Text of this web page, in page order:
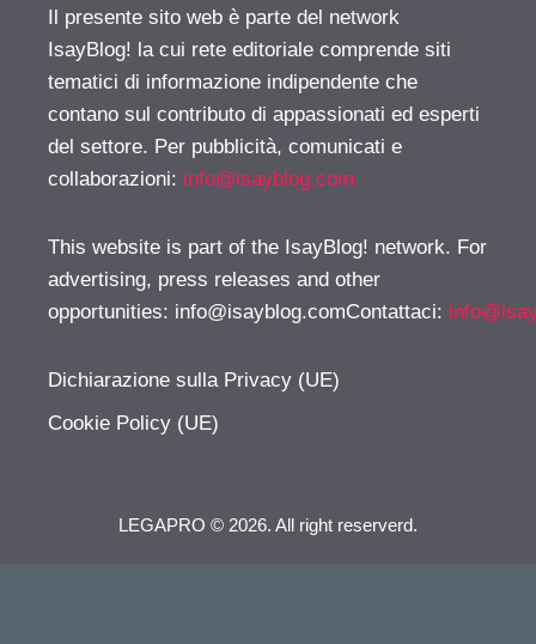
Il presente sito web è parte del network
IsayBlog! la cui rete editoriale comprende siti
tematici di informazione indipendente che
contano sul contributo di appassionati ed esperti
del settore. Per pubblicità, comunicati e
collaborazioni: info@isayblog.com
This website is part of the IsayBlog! network. For
advertising, press releases and other
opportunities: info@isayblog.comContattaci:
Dichiarazione sulla Privacy (UE)
Cookie Policy (UE)
LEGAPRO © 2026. All right reserverd.